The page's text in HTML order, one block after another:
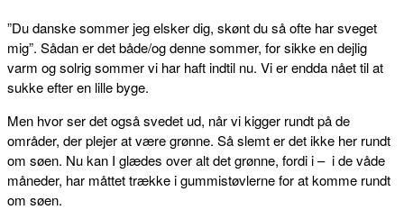
”Du danske sommer jeg elsker dig, skønt du så ofte har sveget
mig”. Sådan er det både/og denne sommer, for sikke en dejlig
varm og solrig sommer vi har haft indtil nu. Vi er endda nået til at
sukke efter en lille byge.
Men hvor ser det også svedet ud, når vi kigger rundt på de
områder, der plejer at være grønne. Så slemt er det ikke her rundt
om søen. Nu kan I glædes over alt det grønne, fordi i – i de våde
måneder, har måttet trække i gummistøvlerne for at komme rundt
om søen.